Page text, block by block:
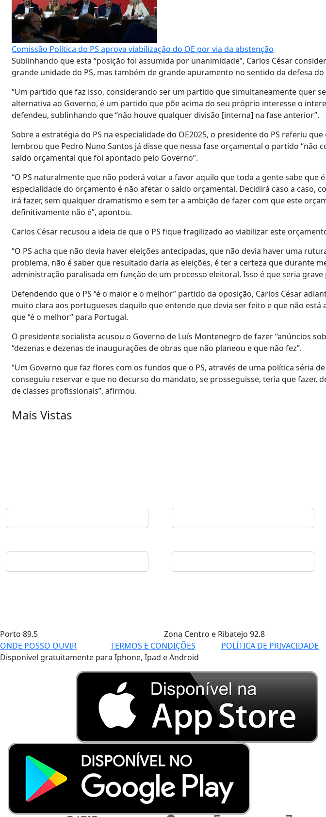
Comissão Política do PS aprova viabilização do OE por via da abstenção
Sublinhando que esta “posição foi assumida por unanimidade”, Carlos César
grande unidade do PS, mas também de grande apuramento no sentido da defesa do
“Um partido que faz isso, considerando ser um partido que simultaneamente quer
alternativa ao Governo, é um partido que põe acima do seu próprio interesse o
defendeu, sublinhando que “não houve qualquer divisão [interna] na fase anterior”.
Sobre a estratégia do PS na especialidade do OE2025, o presidente do PS referiu
lembrou que Pedro Nuno Santos já disse que nessa fase orçamental o partido “não
saldo orçamental que foi apontado pelo Governo”.
“O PS naturalmente que não poderá votar a favor aquilo que toda a gente sabe que
especialidade do orçamento é não afetar o saldo orçamental. Decidirá caso a caso,
irá fazer, sem qualquer dramatismo e sem ter a ambição de fazer com que este
definitivamente não é”, apontou.
Carlos César recusou a ideia de que o PS fique fragilizado ao viabilizar este
“O PS acha que não devia haver eleições antecipadas, que não devia haver uma
problema, não é saber que resultado daria as eleições, é ter a certeza que durante
administração paralisada em função de um processo eleitoral. Isso é que seria grave
Defendendo que o PS “é o maior e o melhor” partido da oposição, Carlos César
muito clara aos portugueses daquilo que entende que devia ser feito e que não está
que “é o melhor” para Portugal.
O presidente socialista acusou o Governo de Luís Montenegro de fazer “anúncios
“dezenas e dezenas de inaugurações de obras que não planeou e que não fez”.
“Um Governo que faz flores com os fundos que o PS, através de uma política séria
conseguiu reservar e que no decurso do mandato, se prosseguisse, teria que fazer,
de classes profissionais”, afirmou.
Mais Vistas
Porto 89.5 Zona Centro e Ribatejo 92.8
ONDE POSSO OUVIR
TERMOS E CONDIÇÕES POLÍTICA DE PRIVACIDADE
Disponível gratuitamente para Iphone, Ipad e Android